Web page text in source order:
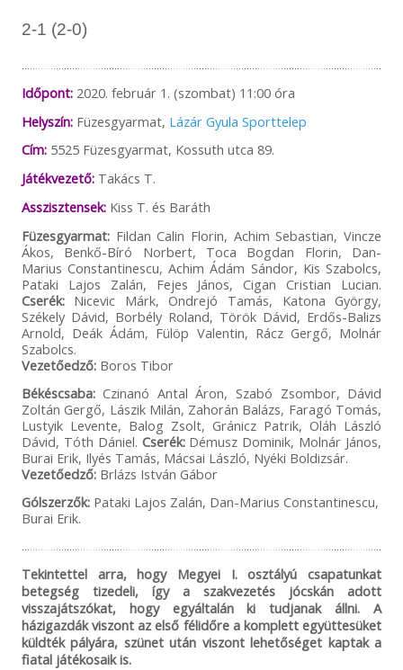
2-1 (2-0)
Időpont:2020. február 1. (szombat) 11:00 óra
Helyszín: Füzesgyarmat, Lázár Gyula Sporttelep
Cím:5525 Füzesgyarmat, Kossuth utca 89.
Játékvezető:Takács T.
Asszisztensek:Kiss T. és Baráth
Füzesgyarmat:Fildan Calin Florin, Achim Sebastian, Vincze
Ákos, Benkő-Bíró Norbert, Toca Bogdan Florin, Dan-
Marius Constantinescu, Achim Ádám Sándor, Kis Szabolcs,
Pataki Lajos Zalán, Fejes János, Cigan Cristian Lucian.
Cserék:Nicevic Márk, Ondrejó Tamás, Katona György,
Székely Dávid, Borbély Roland, Török Dávid, Erdős-Balizs
Arnold, Deák Ádám, Fülöp Valentin, Rácz Gergő, Molnár
Szabolcs.
Vezetőedző:Boros Tibor
Békéscsaba:Czinanó Antal Áron, Szabó Zsombor, Dávid
Zoltán Gergő, Lászik Milán, Zahorán Balázs, Faragó Tomás,
Lustyik Levente, Balog Zsolt, Gránicz Patrik, Oláh László
Dávid, Tóth Dániel. Cserék:Démusz Dominik, Molnár János,
Burai Erik, Ilyés Tamás, Mácsai László, Nyéki Boldizsár.
Vezetőedző:Brlázs István Gábor
Gólszerzők:Pataki Lajos Zalán, Dan-Marius Constantinescu,
Burai Erik.
Tekintettel arra, hogy Megyei I. osztályú csapatunkat
betegség tizedeli, így a szakvezetés jócskán adott
visszajátszókat, hogy egyáltalán ki tudjanak állni. A
házigazdák viszont az első félidőre a komplett együttesüket
küldték pályára, szünet után viszont lehetőséget kaptak a
fiatal játékosaik is.